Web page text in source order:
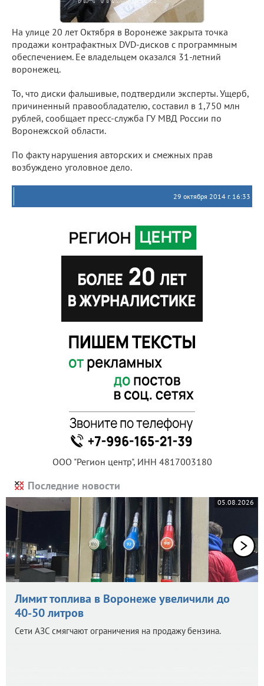
На улице 20 лет Октября в Воронеже закрыта точка
продажи контрафактных DVD-дисков с программным
обеспечением. Ее владельцем оказался 31-летний
воронежец.
То, что диски фальшивые, подтвердили эксперты. Ущерб,
причиненный правообладателю, составил в 1,750 млн
рублей, сообщает пресс-служба ГУ МВД России по
Воронежской области.
По факту нарушения авторских и смежных прав
возбуждено уголовное дело.
29 октября 2014 г. 16:33
ООО "Регион центр", ИНН 4817003180
Последние новости
05.08.2026
Лимит топлива в Воронеже увеличили до
40-50 литров
Сети АЗС смягчают ограничения на продажу бензина.